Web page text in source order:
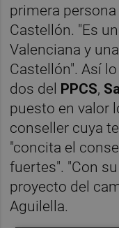
primera persona
Castellón. "Es
Valenciana y
Castellón". Así
dos del PPCS,
puesto en valor
conseller cuya
"concita el
fuertes". "Con
proyecto del
Aguilella.